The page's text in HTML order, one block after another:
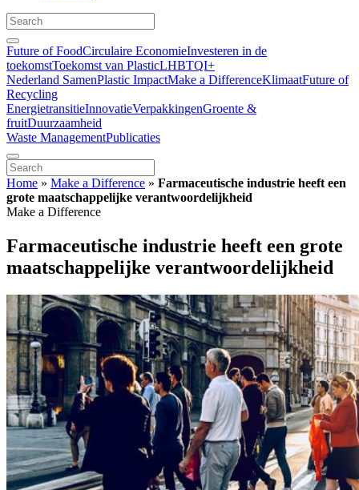
Future of FoodCirculaire EconomieInvesteren in de
toekomstToekomst van PlasticLHBTQI+
Nederland SamenPlastic ImpactMake a DifferenceKlimaatFuture of
Recycling
EnergietransitieInnovatieVerpakkingenGroente &
fruitDuurzaamheid
Waste ManagementPublicaties
Home » Make a Difference » Farmaceutische industrie heeft een
grote maatschappelijke verantwoordelijkheid
Make a Difference
Farmaceutische industrie heeft een grote
maatschappelijke verantwoordelijkheid